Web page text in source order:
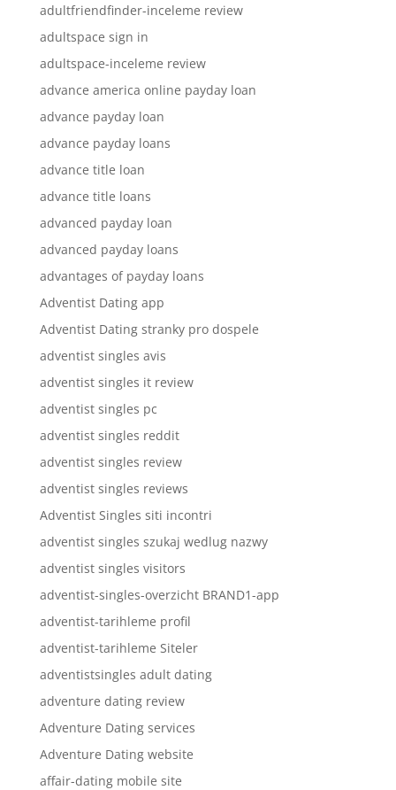
adultfriendfinder-inceleme review
adultspace sign in
adultspace-inceleme review
advance america online payday loan
advance payday loan
advance payday loans
advance title loan
advance title loans
advanced payday loan
advanced payday loans
advantages of payday loans
Adventist Dating app
Adventist Dating stranky pro dospele
adventist singles avis
adventist singles it review
adventist singles pc
adventist singles reddit
adventist singles review
adventist singles reviews
Adventist Singles siti incontri
adventist singles szukaj wedlug nazwy
adventist singles visitors
adventist-singles-overzicht BRAND1-app
adventist-tarihleme profil
adventist-tarihleme Siteler
adventistsingles adult dating
adventure dating review
Adventure Dating services
Adventure Dating website
affair-dating mobile site